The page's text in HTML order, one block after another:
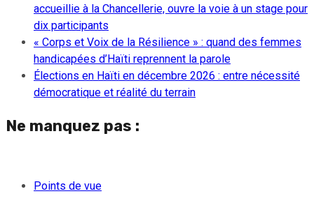
accueillie à la Chancellerie, ouvre la voie à un stage pour
dix participants
« Corps et Voix de la Résilience » : quand des femmes
handicapées d’Haïti reprennent la parole
Élections en Haïti en décembre 2026 : entre nécessité
démocratique et réalité du terrain
Ne manquez pas :
Points de vue